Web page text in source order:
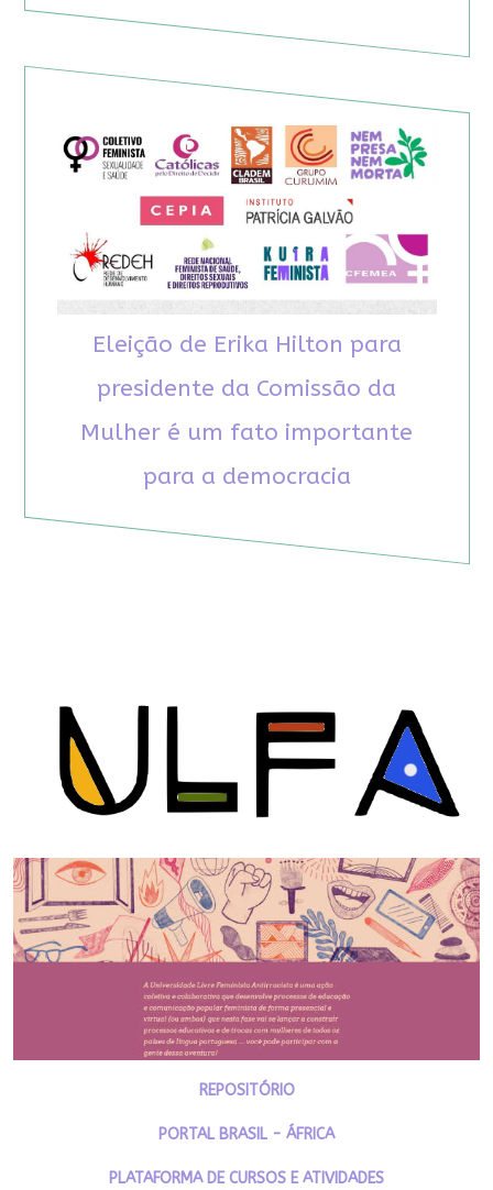
Eleição de Erika Hilton para
presidente da Comissão da
Mulher é um fato importante
para a democracia
REPOSITÓRIO
PORTAL BRASIL - ÁFRICA
PLATAFORMA DE CURSOS E ATIVIDADES